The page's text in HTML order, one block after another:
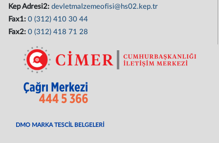
Kep Adresi2:devletmalzemeofisi@hs02.kep.tr
Fax1:0 (312) 410 30 44
Fax2:0 (312) 418 71 28
DMO MARKA TESCİL BELGELERİ